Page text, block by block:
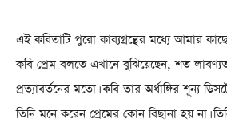
এই কবিতাটি পুরো কাব্যগ্রন্থের মধ্যে আমার
কবি প্রেম বলতে এখানে বুঝিয়েছেন, শত
প্রত্যাবর্তনের মতো। কবি তার অর্ধাঙ্গির শূন্য
তিনি মনে করেন প্রেমের কোন বিছানা হয় না।